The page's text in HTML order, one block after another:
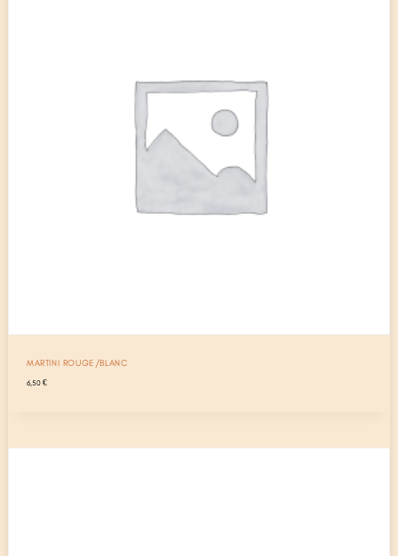
MARTINI ROUGE/BLANC
6,50 €